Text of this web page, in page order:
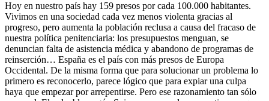
Hoy en nuestro país hay 159 presos por cada 100.000 habitantes.
Vivimos en una sociedad cada vez menos violenta gracias al
progreso, pero aumenta la población reclusa a causa del fracaso de
nuestra política penitenciaria: los presupuestos menguan, se
denuncian falta de asistencia médica y abandono de programas de
reinserción… España es el país con más presos de Europa
Occidental. De la misma forma que para solucionar un problema lo
primero es reconocerlo, parece lógico que para expiar una culpa
haya que empezar por arrepentirse. Pero ese razonamiento tan sólo